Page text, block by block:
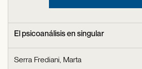
El psicoanálisis en singular
Serra Frediani, Marta